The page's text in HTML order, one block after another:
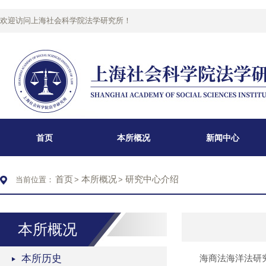
欢迎访问上海社会科学院法学研究所！
首页 本所概况 新闻中心
当前位置： 首页> 本所概况> 研究中心介绍
本所概况
本所历史 海商法海洋法研